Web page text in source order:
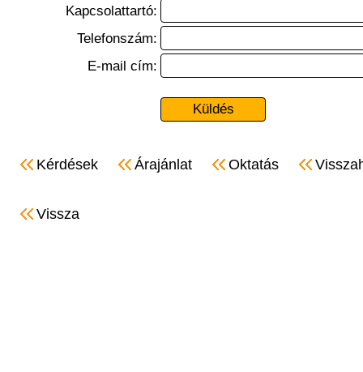
Kapcsolattartó:
Telefonszám:
E-mail cím:
Kérdések Árajánlat Oktatás
Vissza